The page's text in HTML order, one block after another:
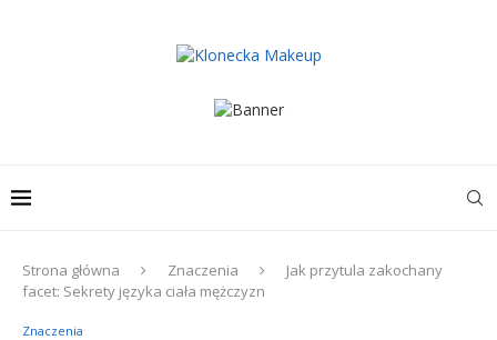
Strona główna Znaczenia
Jak przytula zakochany
facet: Sekrety języka ciała mężczyzn
Znaczenia